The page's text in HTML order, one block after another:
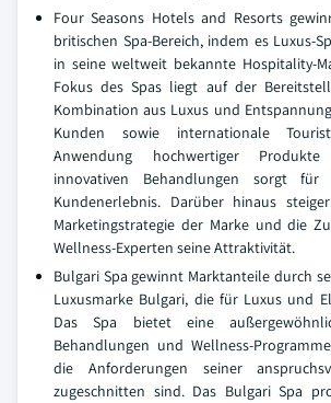
Four Seasons Hotels and Resorts
britischen Spa-Bereich, indem es Luxus-
in seine weltweit bekannte Hospitality-
Fokus des Spas liegt auf der
Kombination aus Luxus und
Kunden sowie internationale
Anwendung hochwertiger
innovativen Behandlungen sorgt für
Kundenerlebnis. Darüber hinaus
Marketingstrategie der Marke und die
Wellness-Experten seine Attraktivität.
Bulgari Spa gewinnt Marktanteile durch
Luxusmarke Bulgari, die für Luxus und
Das Spa bietet eine
Behandlungen und Wellness-
die Anforderungen seiner
zugeschnitten sind. Das Bulgari Spa